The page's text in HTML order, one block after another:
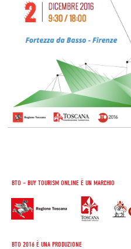
BTO – BUY TOURISM ONLINE È UN MARCHIO
BTO 2016 È UNA PRODUZIONE